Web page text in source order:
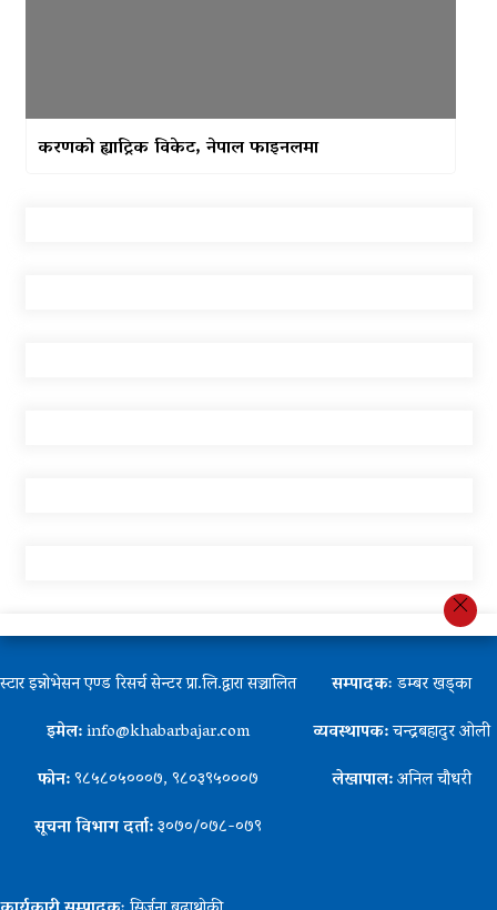
करणको ह्याट्रिक विकेट, नेपाल फाइनलमा
स्टार इन्नोभेसन एण्ड रिसर्च सेन्टर प्रा.लि.द्वारा सञ्चालित
इमेल:info@khabarbajar.com
फोन:९८५८०५०००७, ९८०३९५०००७
सूचना विभाग दर्ता:३०७०/०७८-०७९
सम्पादकःडम्बर खड्का
व्यवस्थापक:चन्द्रबहादुर ओली
लेखापाल:अनिल चौधरी